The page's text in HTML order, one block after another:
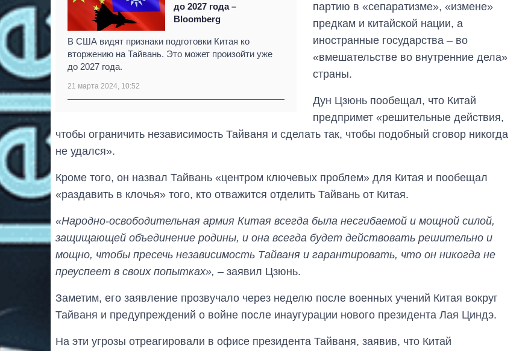
до 2027 года –
Bloomberg
В США видят признаки подготовки Китая ко
вторжению на Тайвань. Это может произойти уже
до 2027 года.
21 марта 2024, 10:52
партию в «сепаратизме», «измене»
предкам и китайской нации, а
иностранные государства – во
«вмешательстве во внутренние дела»
страны.
Дун Цзюнь пообещал, что Китай
предпримет «решительные действия,
чтобы ограничить независимость Тайваня и сделать так, чтобы подобный сговор никогда
не удался».
Кроме того, он назвал Тайвань «центром ключевых проблем» для Китая и пообещал
«раздавить в клочья» того, кто отважится отделить Тайвань от Китая.
«Народно-освободительная армия Китая всегда была несгибаемой и мощной силой,
защищающей объединение родины, и она всегда будет действовать решительно и
мощно, чтобы пресечь независимость Тайваня и гарантировать, что он никогда не
преуспеет в своих попытках», – заявил Цзюнь.
Заметим, его заявление прозвучало через неделю после военных учений Китая вокруг
Тайваня и предупреждений о войне после инаугурации нового президента Лая Циндэ.
На эти угрозы отреагировали в офисе президента Тайваня, заявив, что Китай
лет: кто и как долго
занимал
руководителя СВР